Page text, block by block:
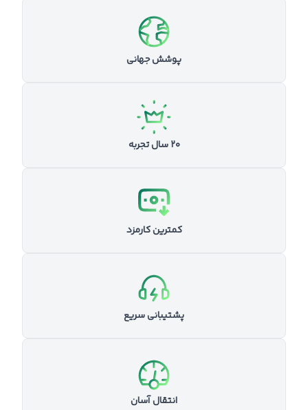
پوشش جهانی
۲۰ سال تجربه
کمترین کارمزد
پشتیبانی سریع
انتقال آسان